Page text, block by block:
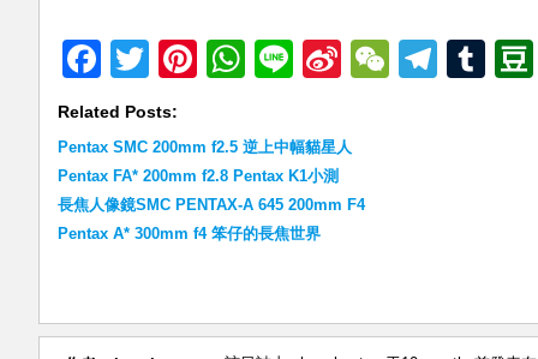
Facebook
TwitterPinterest
WhatsApp
LineSinaWeChat
Related Posts:
Pentax SMC 200mm f2.5 逆上中幅貓星人
Pentax FA* 200mm f2.8 Pentax K1小測
長焦人像鏡SMC PENTAX-A 645 200mm F4
Pentax A* 300mm f4 笨仔的長焦世界